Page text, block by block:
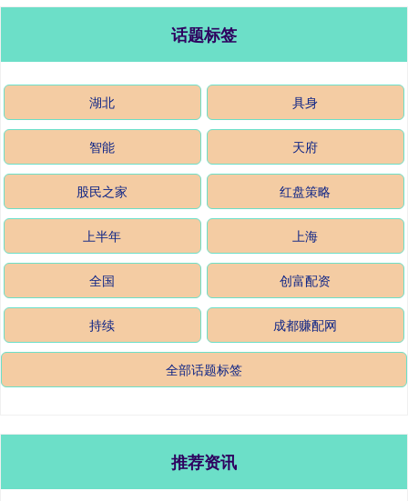
话题标签
湖北 具身
智能 天府
股民之家 红盘策略
上半年 上海
全国 创富配资
持续 成都赚配网
全部话题标签
推荐资讯